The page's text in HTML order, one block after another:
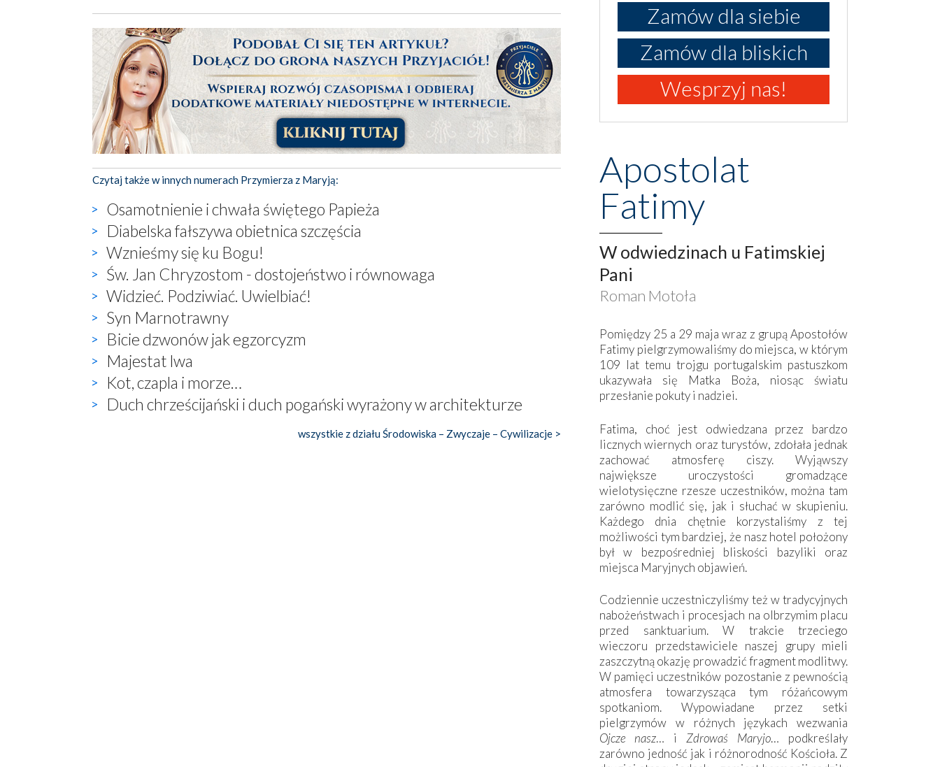
Czytaj także w innych numerach Przymierza z Maryją:
Osamotnienie i chwała świętego Papieża
Diabelska fałszywa obietnica szczęścia
Wznieśmy się ku Bogu!
Św. Jan Chryzostom - dostojeństwo i równowaga
Widzieć. Podziwiać. Uwielbiać!
Syn Marnotrawny
Bicie dzwonów jak egzorcyzm
Majestat lwa
Kot, czapla i morze…
Duch chrześcijański i duch pogański wyrażony w architekturze
wszystkie z działu Środowiska – Zwyczaje – Cywilizacje >
Zamów dla siebie
Zamów dla bliskich
Wesprzyj nas!
Apostolat
Fatimy
W odwiedzinach u Fatimskiej
Pani
Roman Motoła
Pomiędzy 25 a 29 maja wraz z grupą Apostołów
Fatimy pielgrzymowaliśmy do miejsca, w którym
109 lat temu trojgu portugalskim pastuszkom
ukazywała się Matka Boża, niosąc światu
przesłanie pokuty i nadziei.
Fatima, choć jest odwiedzana przez bardzo
licznych wiernych oraz turystów, zdołała jednak
zachować atmosferę ciszy. Wyjąwszy
największe uroczystości gromadzące
wielotysięczne rzesze uczestników, można tam
zarówno modlić się, jak i słuchać w skupieniu.
Każdego dnia chętnie korzystaliśmy z tej
możliwości tym bardziej, że nasz hotel położony
był w bezpośredniej bliskości bazyliki oraz
miejsca Maryjnych objawień.
Codziennie uczestniczyliśmy też w tradycyjnych
nabożeństwach i procesjach na olbrzymim placu
przed sanktuarium. W trakcie trzeciego
wieczoru przedstawiciele naszej grupy mieli
zaszczytną okazję prowadzić fragment modlitwy.
W pamięci uczestników pozostanie z pewnością
atmosfera towarzysząca tym różańcowym
spotkaniom. Wypowiadane przez setki
pielgrzymów w różnych językach wezwania
Ojcze nasz… i Zdrowaś Maryjo… podkreślały
zarówno jedność jak i różnorodność Kościoła. Z